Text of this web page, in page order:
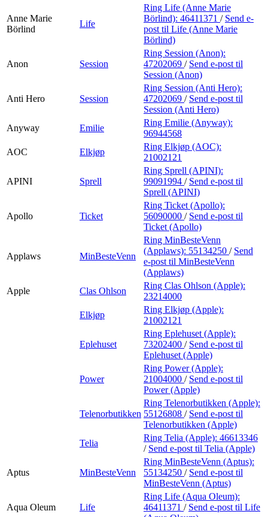
Anne Marie
Börlind
Life
Ring Life (Anne Marie
Börlind): 46411371 / Send e-
post til Life (Anne Marie
Börlind)
Anon Session
Ring Session (Anon):
47202069 / Send e-post til
Session (Anon)
Anti Hero Session
Ring Session (Anti Hero):
47202069 / Send e-post til
Session (Anti Hero)
Anyway
Emilie
Ring Emilie (Anyway):
96944568
AOC
Elkjøp
Ring Elkjøp (AOC):
21002121
APINI Sprell
Ring Sprell (APINI):
99091994 / Send e-post til
Sprell (APINI)
Apollo Ticket
Ring Ticket (Apollo):
56090000 / Send e-post til
Ticket (Apollo)
Applaws MinBesteVenn
Ring MinBesteVenn
(Applaws): 55134250 / Send
e-post til MinBesteVenn
(Applaws)
Apple
Clas Ohlson
Ring Clas Ohlson (Apple):
23214000
Elkjøp
Ring Elkjøp (Apple):
21002121
Eplehuset
Ring Eplehuset (Apple):
73202400 / Send e-post til
Eplehuset (Apple)
Power
Ring Power (Apple):
21004000 / Send e-post til
Power (Apple)
Telenorbutikken
Ring Telenorbutikken (Apple):
55126808 / Send e-post til
Telenorbutikken (Apple)
Telia
Ring Telia (Apple): 46613346
/ Send e-post til Telia (Apple)
Aptus MinBesteVenn
Ring MinBesteVenn (Aptus):
55134250 / Send e-post til
MinBesteVenn (Aptus)
Aqua Oleum Life
Ring Life (Aqua Oleum):
46411371 / Send e-post til Life